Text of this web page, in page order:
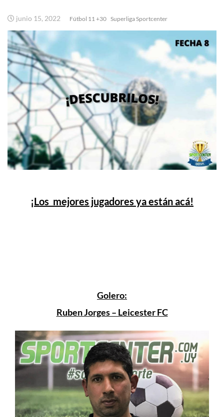
junio 15, 2022 Fútbol 11 +30 Superliga Sportcenter
¡Los mejores jugadores ya están acá!
Golero:
Ruben Jorges – Leicester FC